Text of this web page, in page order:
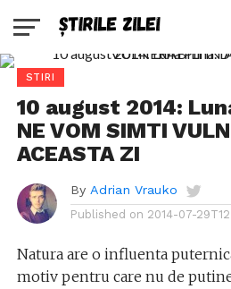
STIRI
10 august 2014:
NE VOM SIMTI
ACEASTA ZI
By Adrian Vrauko
Published on 2014-07-
Natura are o influenta
motiv pentru care nu de